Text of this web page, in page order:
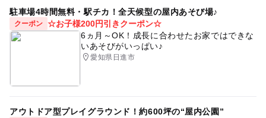
駐車場4時間無料・駅チカ！全天候型の屋内あそび場♪
クーポン ☆お子様200円引きクーポン☆
6ヵ月～OK！成長に合わせたお家ではできな
いあそびがいっぱい♪
愛知県日進市
アウトドア型プレイグラウンド！約600坪の“屋内公園”